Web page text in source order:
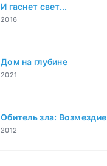
И гаснет свет...
2016
Дом на глубине
2021
Обитель зла: Возмездие
2012